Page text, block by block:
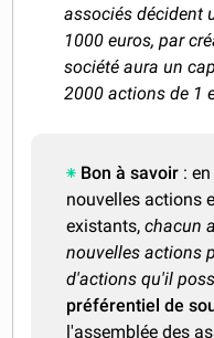
associés décident
1000 euros, par
société aura un
2000 actions de 1
Bon à savoir :
nouvelles actions
existants,chacun
nouvelles actions
d'actions qu'il
préférentiel de
l'assemblée des